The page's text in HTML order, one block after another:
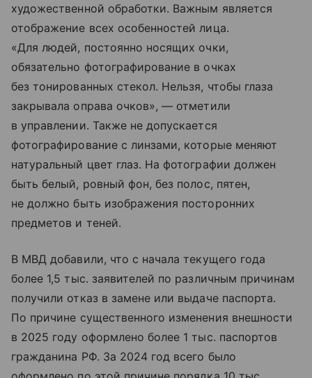
художественной обработки. Важным является
отображение всех особенностей лица.
«Для людей, постоянно носящих очки,
обязательно фотографирование в очках
без тонированных стекол. Нельзя, чтобы глаза
закрывала оправа очков», — отметили
в управлении. Также не допускается
фотографирование с линзами, которые меняют
натуральный цвет глаз. На фотографии должен
быть белый, ровный фон, без полос, пятен,
не должно быть изображения посторонних
предметов и теней.
В МВД добавили, что с начала текущего года
более 1,5 тыс. заявителей по различным причинам
получили отказ в замене или выдаче паспорта.
По причине существенного изменения внешности
в 2025 году оформлено более 1 тыс. паспортов
гражданина РФ. За 2024 год всего было